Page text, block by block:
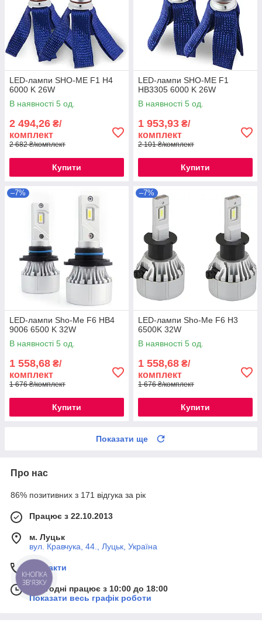
LED-лампи SHO-ME F1 H4
6000 K 26W
В наявності 5 од.
2 494,26 ₴/
комплект
2 682 ₴/комплект
Купити
LED-лампи SHO-ME F1
HB3305 6000 K 26W
В наявності 5 од.
1 953,93 ₴/
комплект
2 101 ₴/комплект
Купити
–7%
LED-лампи Sho-Me F6 HB4
9006 6500 K 32W
В наявності 5 од.
1 558,68 ₴/
комплект
1 676 ₴/комплект
Купити
–7%
LED-лампи Sho-Me F6 H3
6500K 32W
В наявності 5 од.
1 558,68 ₴/
комплект
1 676 ₴/комплект
Купити
Показати ще
Про нас
86% позитивних з 171 відгука за рік
Працює з 22.10.2013
м. Луцьк
вул. Кравчука, 44., Луцьк, Україна
Контакти
Сьогодні працює з 10:00 до 18:00
Показати весь графік роботи
КНОПКА
ЗВ'ЯЗКУ